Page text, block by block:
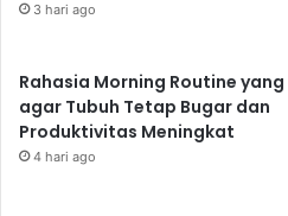
3 hari ago
Rahasia Morning Routine
agar Tubuh Tetap Bugar dan
Produktivitas Meningkat
4 hari ago